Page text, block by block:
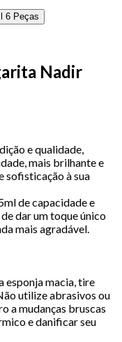
Nadir
e qualidade,
mais brilhante e
sofisticação à sua
de capacidade e
dar um toque único
mais agradável.
esponja macia, tire
utilize abrasivos ou
a mudanças bruscas
e danificar seu